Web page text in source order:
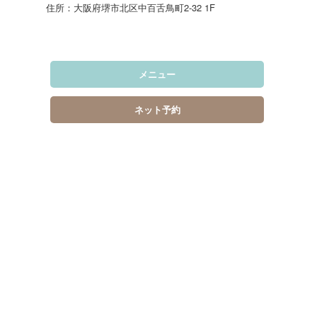
住所：大阪府堺市北区中百舌鳥町2-32 1F
メニュー
ネット予約